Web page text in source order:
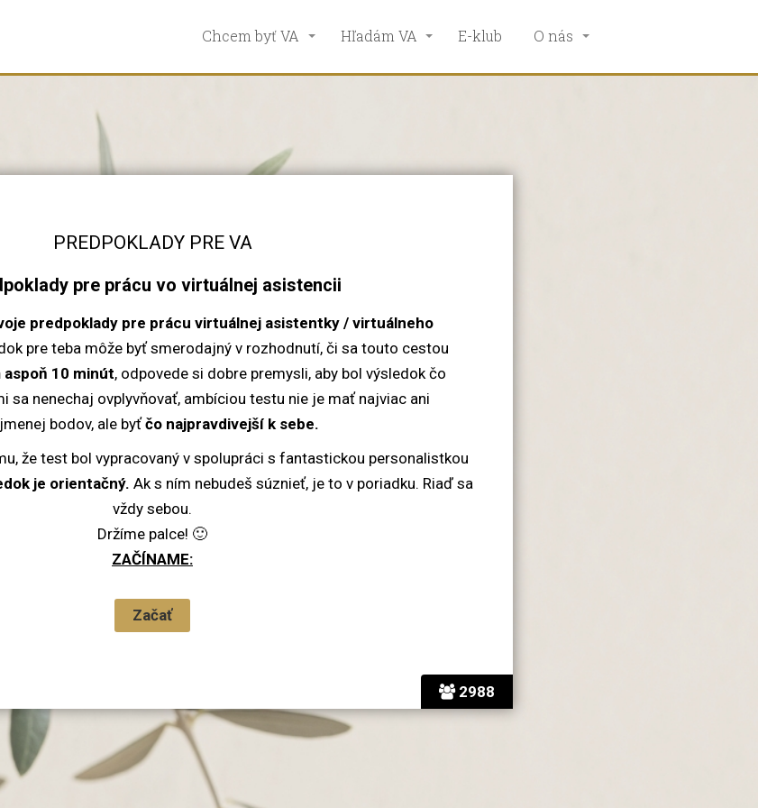
Chcem byť VA Hľadám VA E-klub O nás
2988
PREDPOKLADY PRE VA
pre prácu vo virtuálnej asistencii
predpoklady pre prácu virtuálnej asistentky / virtuálneho
pre teba môže byť smerodajný v rozhodnutí, či sa touto cestou
aspoň 10 minút, odpovede si dobre premysli, aby bol výsledok čo
sa nenechaj ovplyvňovať, ambíciou testu nie je mať najviac ani
bodov, ale byťčo najpravdivejší k sebe.
že test bol vypracovaný v spolupráci s fantastickou personalistkou
je orientačný. Ak s ním nebudeš súznieť, je to v poriadku. Riaď sa
vždy sebou.
Držíme palce! 🙂
ZAČÍNAME: